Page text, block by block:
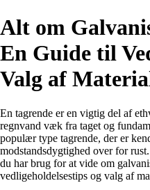
Alt om
En Guide til
Valg af
En tagrende er en vigtig del af
regnvand væk fra taget og
populær type tagrende, der er
modstandsdygtighed over for
du har brug for at vide om
vedligeholdelsestips og valg af